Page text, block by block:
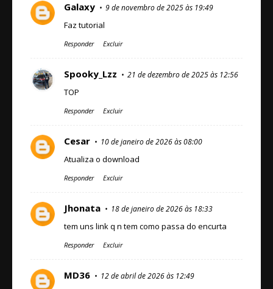
Galaxy 9 de novembro de 2025 às 19:49
Faz tutorial
Responder Excluir
Spooky_Lzz 21 de dezembro de 2025 às 12:56
TOP
Responder Excluir
Cesar 10 de janeiro de 2026 às 08:00
Atualiza o download
Responder Excluir
Jhonata 18 de janeiro de 2026 às 18:33
tem uns link q n tem como passa do encurta
Responder Excluir
MD36 12 de abril de 2026 às 12:49